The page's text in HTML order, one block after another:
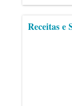
Receitas e